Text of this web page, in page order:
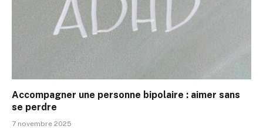
Accompagner une personne bipolaire : aimer sans
se perdre
7 novembre 2025